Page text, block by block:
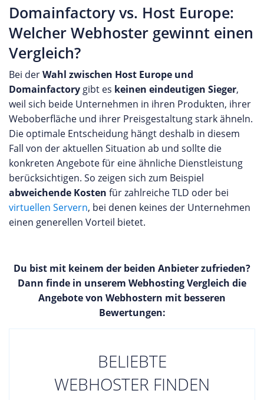
Domainfactory vs. Host Europe:
Welcher Webhoster gewinnt einen
Vergleich?
Bei derWahl zwischen Host Europe und
Domainfactory gibt es keinen eindeutigen Sieger,
weil sich beide Unternehmen in ihren Produkten, ihrer
Weboberfläche und ihrer Preisgestaltung stark ähneln.
Die optimale Entscheidung hängt deshalb in diesem
Fall von der aktuellen Situation ab und sollte die
konkreten Angebote für eine ähnliche Dienstleistung
berücksichtigen. So zeigen sich zum Beispiel
abweichende Kosten für zahlreiche TLD oder bei
virtuellen Servern, bei denen keines der Unternehmen
einen generellen Vorteil bietet.
Du bist mit keinem der beiden Anbieter zufrieden?
Dann finde in unserem Webhosting Vergleich die
Angebote von Webhostern mit besseren
Bewertungen:
BELIEBTE
WEBHOSTER FINDEN